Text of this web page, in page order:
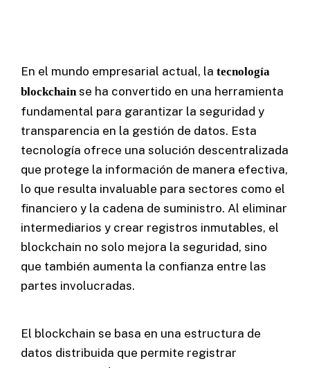
En el mundo empresarial actual, la tecnología
blockchainse ha convertido en una herramienta
fundamental para garantizar la seguridad y
transparencia en la gestión de datos. Esta
tecnología ofrece una solución descentralizada
que protege la información de manera efectiva,
lo que resulta invaluable para sectores como el
financiero y la cadena de suministro. Al eliminar
intermediarios y crear registros inmutables, el
blockchain no solo mejora la seguridad, sino
que también aumenta la confianza entre las
partes involucradas.
El blockchain se basa en una estructura de
datos distribuida que permite registrar